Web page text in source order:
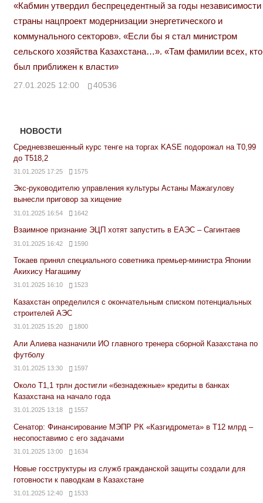
«Кабмин утвердил беспрецедентный за годы независимости
страны нацпроект модернизации энергетического и
коммунального секторов». «Если бы я стал министром
сельского хозяйства Казахстана…». «Там фамилии всех, кто
был приближен к власти»
27.01.2025 12:00 40536
НОВОСТИ
Средневзвешенный курс тенге на торгах KASE подорожал на Т0,99
до Т518,2
31.01.2025 17:25 1575
Экс-руководителю управления культуры Астаны Мажагулову
вынесли приговор за хищение
31.01.2025 16:54 1642
Взаимное признание ЭЦП хотят запустить в ЕАЭС – Сагинтаев
31.01.2025 16:42 1590
Токаев принял специального советника премьер-министра Японии
Акихису Нагашиму
31.01.2025 16:10 1523
Казахстан определился с окончательным списком потенциальных
строителей АЭС
31.01.2025 15:20 1800
Али Алиева назначили ИО главного тренера сборной Казахстана по
футболу
31.01.2025 13:30 1597
Около Т1,1 трлн достигли «безнадежные» кредиты в банках
Казахстана на начало года
31.01.2025 13:18 1557
Сенатор: Финансирование МЭПР РК «Казгидромета» в Т12 млрд –
несопоставимо с его задачами
31.01.2025 13:00 1634
Новые госструктуры из служб гражданской защиты создали для
готовности к паводкам в Казахстане
31.01.2025 12:40 1533